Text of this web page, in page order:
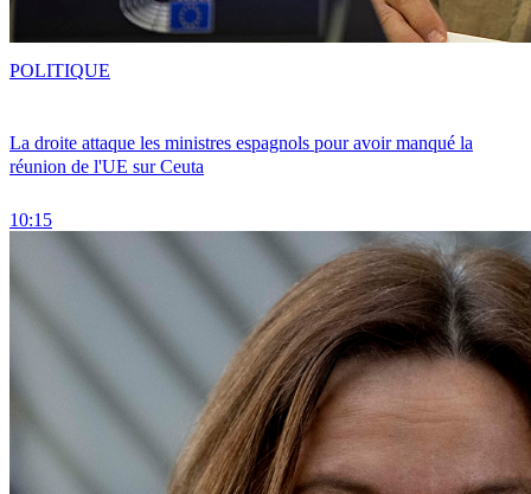
La droite attaque les ministres espagnols pour avoir manqué la
réunion de l'UE sur Ceuta
10:15
POLITIQUE